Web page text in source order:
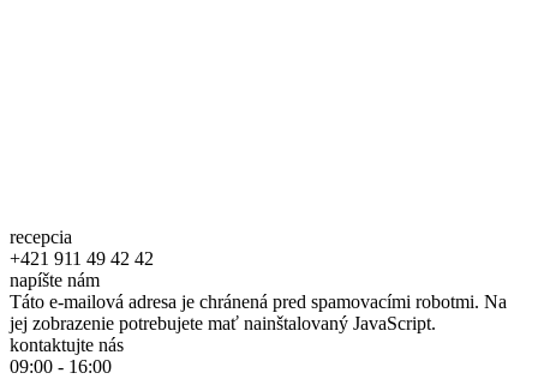
recepcia
+421 911 49 42 42
napíšte nám
Táto e-mailová adresa je chránená pred spamovacími robotmi. Na
jej zobrazenie potrebujete mať nainštalovaný JavaScript.
kontaktujte nás
09:00 - 16:00